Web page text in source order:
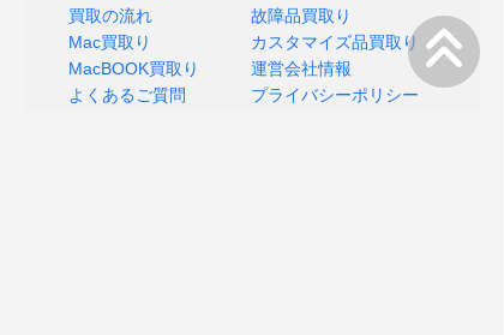
買取の流れ
Mac買取り
MacBOOK買取り
よくあるご質問
故障品買取り
カスタマイズ品買取り
運営会社情報
プライバシーポリシー